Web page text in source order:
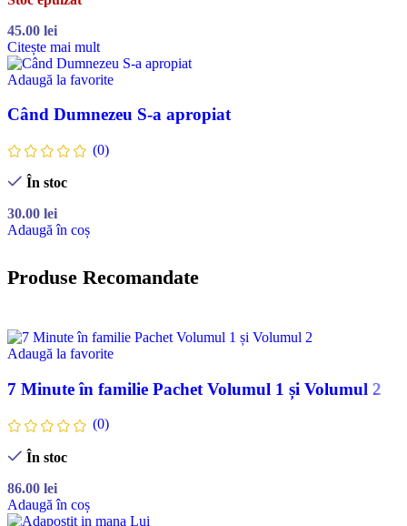
45.00 lei
Citește mai mult
Adaugă la favorite
Când Dumnezeu S-a apropiat
(0)
În stoc
30.00 lei
Adaugă în coș
Produse Recomandate
Adaugă la favorite
7 Minute în familie Pachet Volumul 1 și Volumul 2
(0)
În stoc
86.00 lei
Adaugă în coș